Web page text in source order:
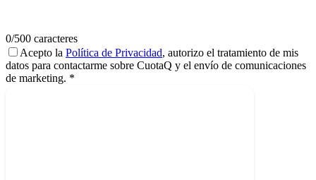
0/500 caracteres
Acepto la Política de Privacidad, autorizo el tratamiento de mis
datos para contactarme sobre CuotaQ y el envío de comunicaciones
de marketing. *